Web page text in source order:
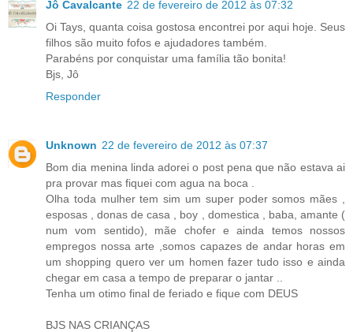
Jô Cavalcante 22 de fevereiro de 2012 às 07:32
Oi Tays, quanta coisa gostosa encontrei por aqui hoje. Seus
filhos são muito fofos e ajudadores também.
Parabéns por conquistar uma família tão bonita!
Bjs, Jô
Responder
Unknown 22 de fevereiro de 2012 às 07:37
Bom dia menina linda adorei o post pena que não estava ai
pra provar mas fiquei com agua na boca .
Olha toda mulher tem sim um super poder somos mães ,
esposas , donas de casa , boy , domestica , baba, amante (
num vom sentido), mãe chofer e ainda temos nossos
empregos nossa arte ,somos capazes de andar horas em
um shopping quero ver um homen fazer tudo isso e ainda
chegar em casa a tempo de preparar o jantar ..
Tenha um otimo final de feriado e fique com DEUS
BJS NAS CRIANÇAS